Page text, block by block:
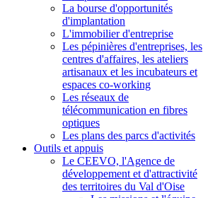
La bourse d'opportunités
d'implantation
L'immobilier d'entreprise
Les pépinières d'entreprises, les
centres d'affaires, les ateliers
artisanaux et les incubateurs et
espaces co-working
Les réseaux de
télécommunication en fibres
optiques
Les plans des parcs d'activités
Outils et appuis
Le CEEVO, l'Agence de
développement et d'attractivité
des territoires du Val d'Oise